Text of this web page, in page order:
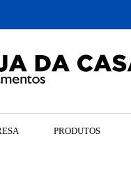
PRODUTOS